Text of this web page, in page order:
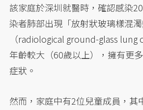
該家庭於深圳就醫時，確認感染
染者肺部出現「放射狀玻璃樣混
（radiological ground-glass lung
年齡較大（60歲以上），擁有更
症狀。
然而，家庭中有2位兒童成員，其